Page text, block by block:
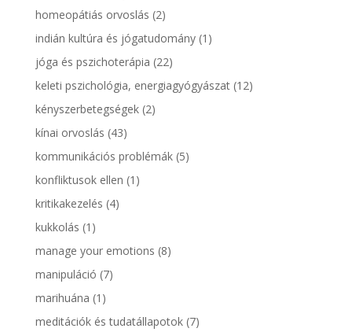
homeopátiás orvoslás (2)
indián kultúra és jógatudomány(1)
jóga és pszichoterápia (22)
keleti pszichológia, energiagyógyászat(12)
kényszerbetegségek(2)
kínai orvoslás (43)
kommunikációs problémák(5)
konfliktusok ellen (1)
kritikakezelés (4)
kukkolás (1)
manage your emotions (8)
manipuláció (7)
marihuána (1)
meditációk és tudatállapotok(7)